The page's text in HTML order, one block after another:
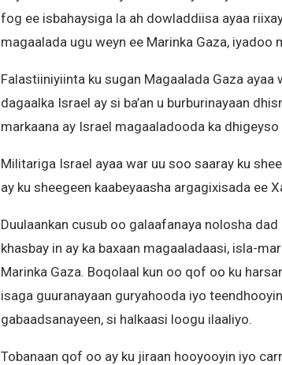
fog ee isbahaysiga la ah dowladdiisa ayaa
magaalada ugu weyn ee Marinka Gaza, iyadoo
Falastiiniyiinta ku sugan Magaalada Gaza ayaa
dagaalka Israel ay si ba’an u burburinayaan
markaana ay Israel magaaladooda ka
Militariga Israel ayaa war uu soo saaray ku
ay ku sheegeen kaabeyaasha argagixisada ee
Duulaankan cusub oo galaafanaya nolosha
khasbay in ay ka baxaan magaaladaasi, isla-
Marinka Gaza. Boqolaal kun oo qof oo ku
isaga guuranayaan guryahooda iyo
gabaadsanayeen, si halkaasi loogu ilaaliyo.
Tobanaan qof oo ay ku jiraan hooyooyin iyo